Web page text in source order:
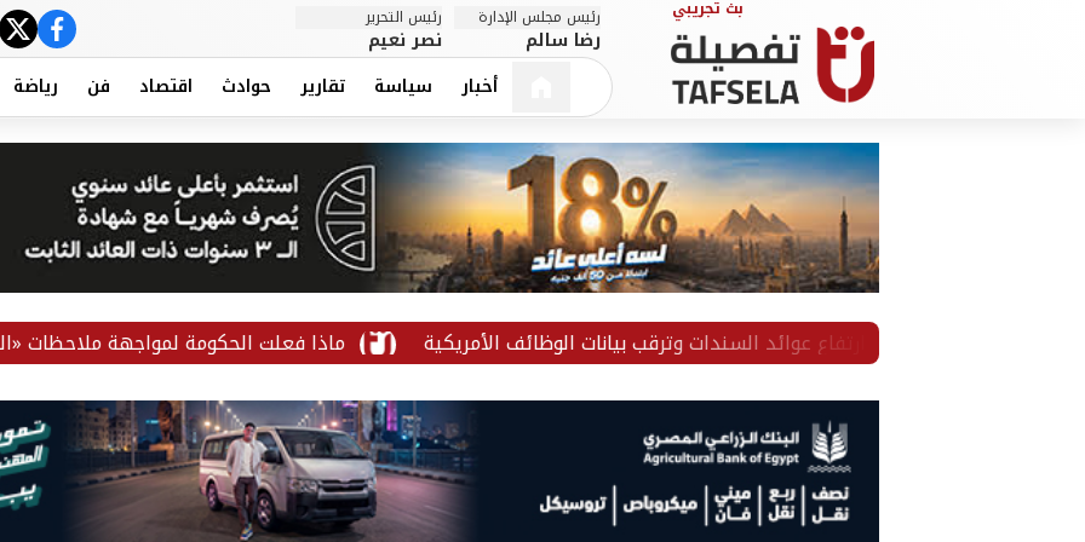
رئيس مجلس الإدارة
رضا سالم
رئيس التحرير
نصر نعيم
أخبار سياسة تقارير حوادث اقتصاد فن رياضة
ماذا فعلت الحكومة لمواجهة ملاحظات «المركزي من ارتفاع عوائد السندات وترقب بيانات الوظائف الأمريكية